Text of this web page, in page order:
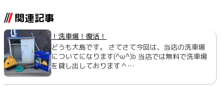
関連記事
！洗車場！復活！
どうも大島です。 さてさて今回は、当店の洗車場
についてになります(^ω^)b 当店では無料で洗車場
を貸し出しております＾…